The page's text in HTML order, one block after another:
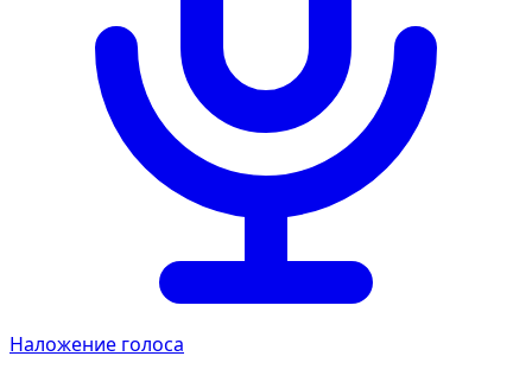
Наложение голоса